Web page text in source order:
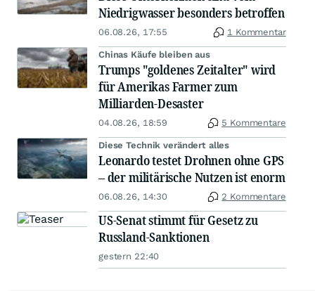
Niedrigwasser besonders betroffen
06.08.26, 17:55 1 Kommentar
Chinas Käufe bleiben aus
Trumps "goldenes Zeitalter" wird
für Amerikas Farmer zum
Milliarden-Desaster
04.08.26, 18:59 5 Kommentare
Diese Technik verändert alles
Leonardo testet Drohnen ohne GPS
– der militärische Nutzen ist enorm
06.08.26, 14:30 2 Kommentare
US-Senat stimmt für Gesetz zu
Russland-Sanktionen
gestern 22:40